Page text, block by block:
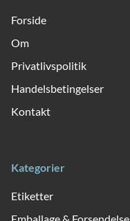
Forside
Om
Privatlivspolitik
Handelsbetingelser
Kontakt
Kategorier
Etiketter
Emballage & Forsendelse